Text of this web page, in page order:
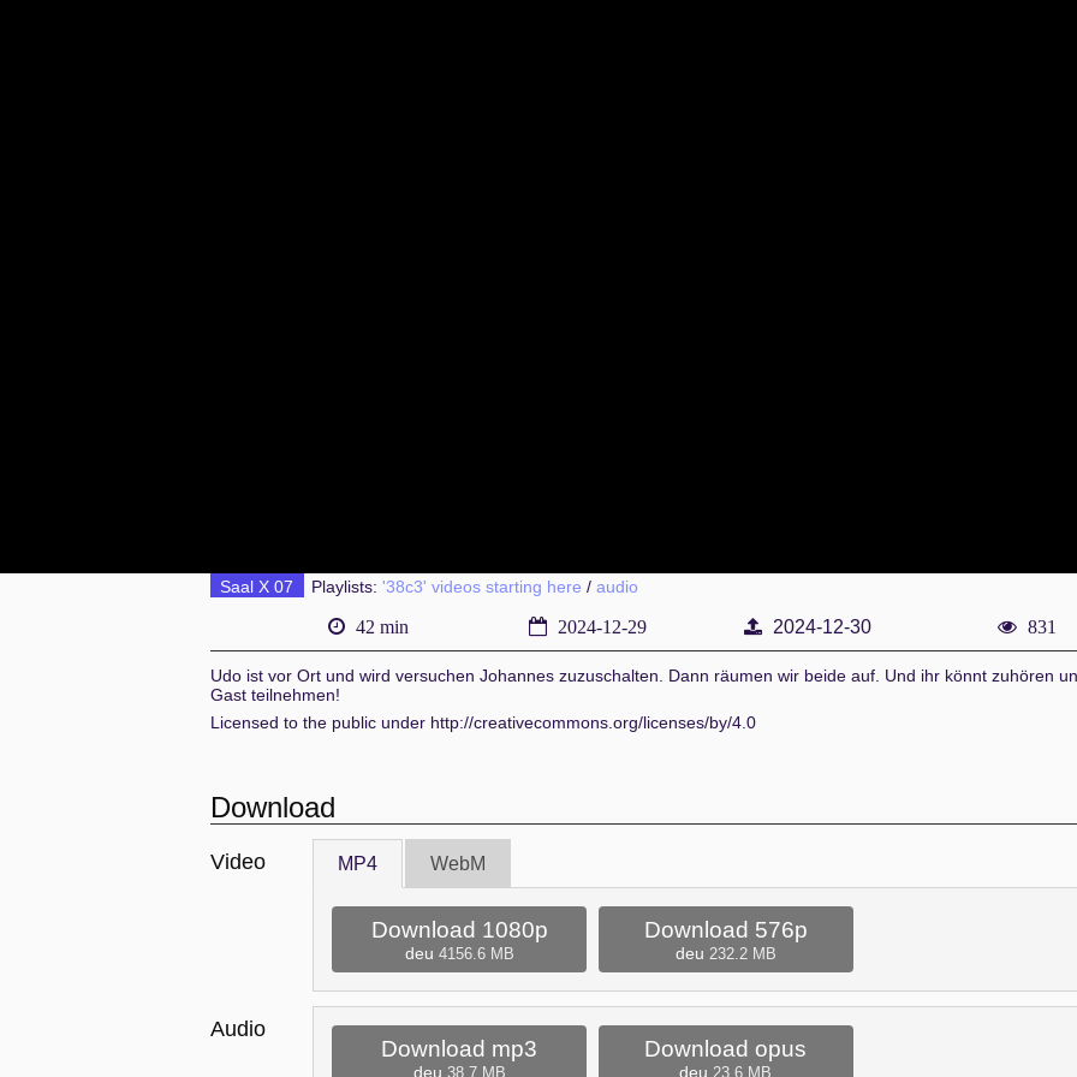
Saal X 07 Playlists: '38c3' videos starting here / audio
42 min 2024-12-29 2024-12-30 831
Udo ist vor Ort und wird versuchen Johannes zuzuschalten. Dann räumen wir beide auf. Und ihr könnt zuhören
Gast teilnehmen!
Licensed to the public under http://creativecommons.org/licenses/by/4.0
Download
Video MP4 WebM
Download 1080p
deu 4156.6 MB
Download 576p
deu 232.2 MB
Audio
Download mp3
deu 38.7 MB
Download opus
deu 23.6 MB